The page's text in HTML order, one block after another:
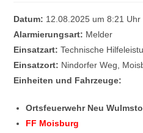
Datum: 12.08.2025 um 8:21 Uhr
Alarmierungsart: Melder
Einsatzart: Technische
Einsatzort: Nindorfer Weg,
Einheiten und Fahrzeuge:
Ortsfeuerwehr Neu
FF Moisburg